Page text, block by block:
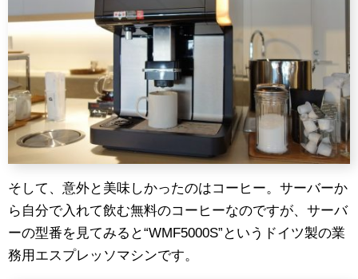
そして、意外と美味しかったのはコーヒー。サーバーか
ら自分で入れて飲む無料のコーヒーなのですが、サーバ
ーの型番を見てみると“WMF5000S”というドイツ製の業
務用エスプレッソマシンです。